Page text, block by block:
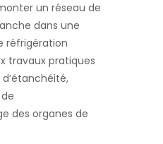
un réseau de
dans une
réfrigération
travaux pratiques
des organes de